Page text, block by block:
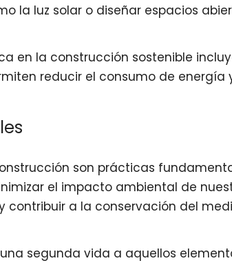
la luz solar o diseñar espacios
en la construcción sostenible
reducir el consumo de
son prácticas
el impacto ambiental de
contribuir a la conservación del
segunda vida a aquellos